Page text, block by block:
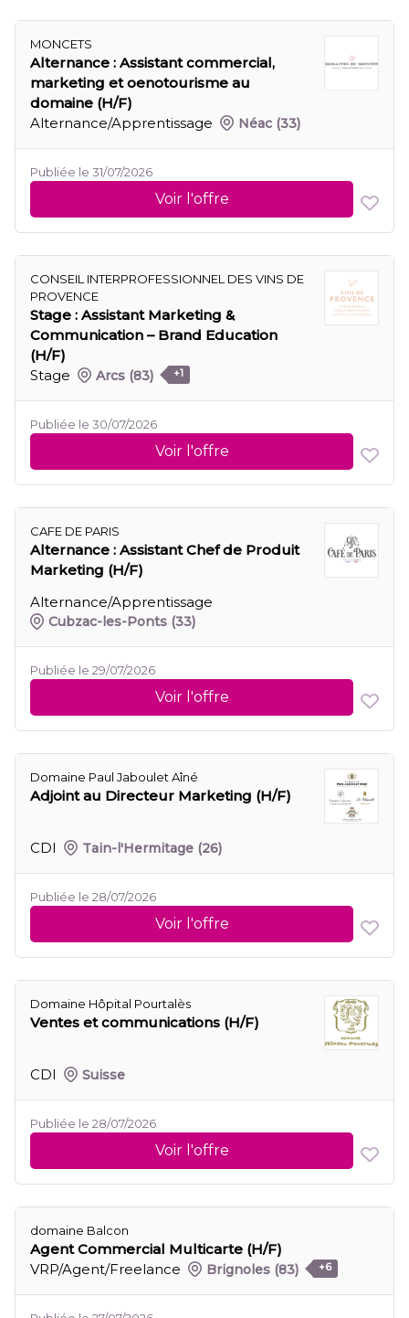
MONCETS
Alternance : Assistant commercial,
marketing et oenotourisme au
domaine (H/F)
Alternance/Apprentissage
Néac (33)
Publiée le 31/07/2026
Voir l'offre
CONSEIL INTERPROFESSIONNEL DES VINS DE
PROVENCE
Stage : Assistant Marketing &
Communication – Brand Education
(H/F)
Stage
Arcs (83) +1
Publiée le 30/07/2026
Voir l'offre
CAFE DE PARIS
Alternance : Assistant Chef de Produit
Marketing (H/F)
Alternance/Apprentissage
Cubzac-les-Ponts (33)
Publiée le 29/07/2026
Voir l'offre
Domaine Paul Jaboulet Aîné
Adjoint au Directeur Marketing (H/F)
CDI Tain-l'Hermitage (26)
Publiée le 28/07/2026
Voir l'offre
Domaine Hôpital Pourtalès
Ventes et communications (H/F)
CDI Suisse
Publiée le 28/07/2026
Voir l'offre
domaine Balcon
Agent Commercial Multicarte (H/F)
VRP/Agent/Freelance
Brignoles (83) +6